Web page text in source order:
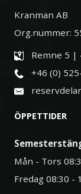
Kranman AB
Org.nummer:
Remne 5 |
+46 (0)
ÖPPETTIDER
Mån - Tors
Fredag 08:30 -